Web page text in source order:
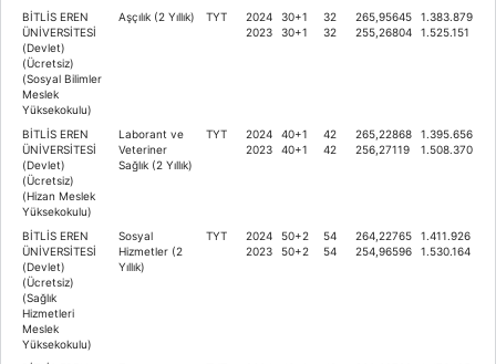
BİTLİS EREN
ÜNİVERSİTESİ
(Devlet)
(Ücretsiz)
(Sosyal Bilimler
Meslek
Yüksekokulu)
Aşçılık (2 Yıllık) TYT
2024
2023
30+1
30+1
32
32
265,95645
255,26804
1.383.879
1.525.151
BİTLİS EREN
ÜNİVERSİTESİ
(Devlet)
(Ücretsiz)
(Hizan Meslek
Yüksekokulu)
Laborant ve
Veteriner
Sağlık (2 Yıllık)
TYT
2024
2023
40+1
40+1
42
42
265,22868
256,27119
1.395.656
1.508.370
BİTLİS EREN
ÜNİVERSİTESİ
(Devlet)
(Ücretsiz)
(Sağlık
Hizmetleri
Meslek
Yüksekokulu)
Sosyal
Hizmetler (2
Yıllık)
TYT
2024
2023
50+2
50+2
54
54
264,22765
254,96596
1.411.926
1.530.164